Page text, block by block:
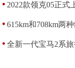
2022款领克05正式
615km和708km两
全新一代宝马2系